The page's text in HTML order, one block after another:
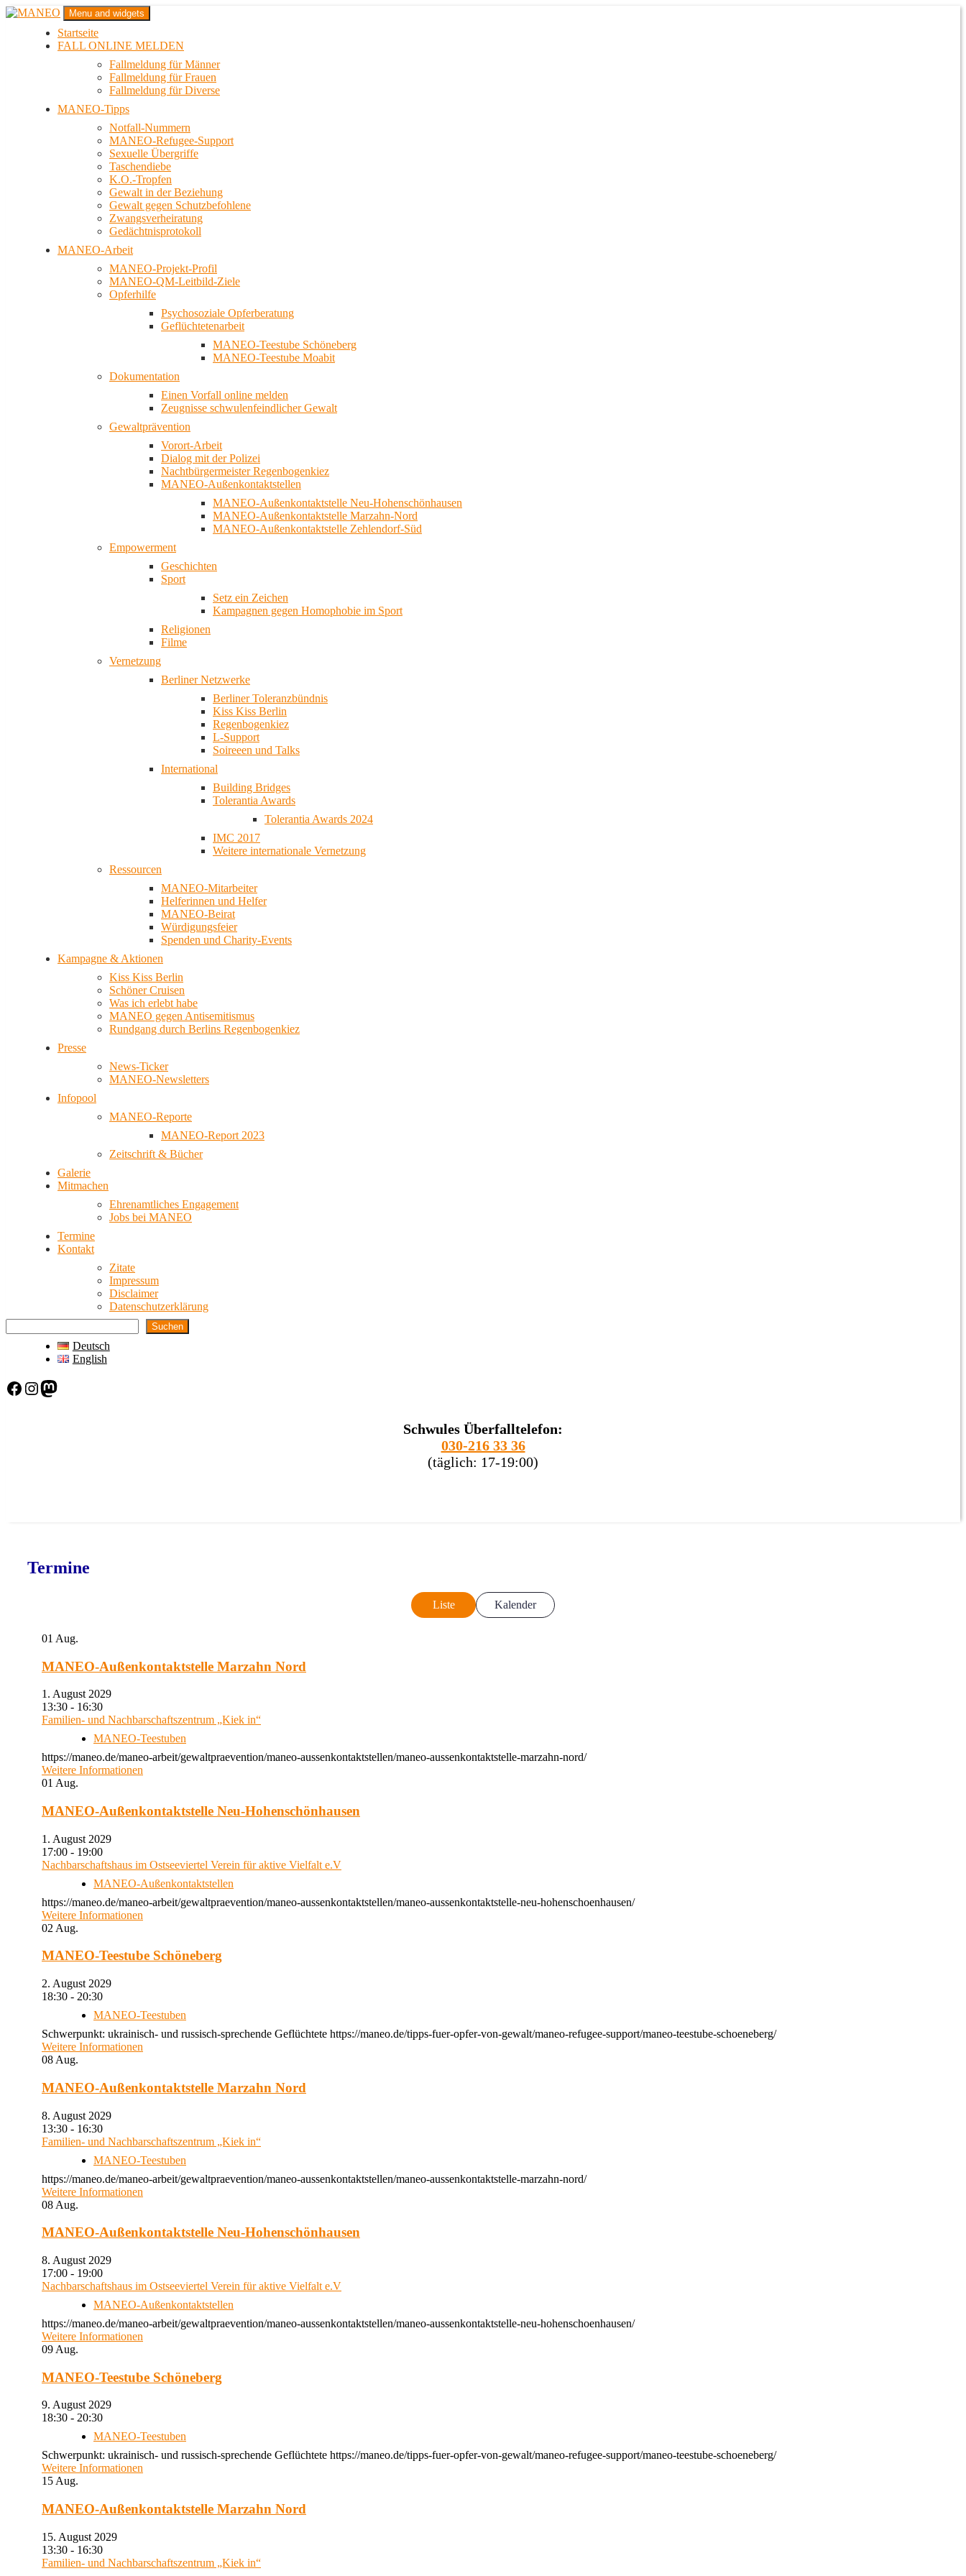
Zum
MANEO
Das schwule Anti-Gewalt-Projekt in Berlin
Menu and widgets
Startseite
FALL ONLINE MELDEN
Fallmeldung für Männer
Fallmeldung für Frauen
Fallmeldung für Diverse
MANEO-Tipps
Notfall-Nummern
MANEO-Refugee-Support
Sexuelle Übergriffe
Taschendiebe
K.O.-Tropfen
Gewalt in der Beziehung
Gewalt gegen Schutzbefohlene
Zwangsverheiratung
Gedächtnisprotokoll
MANEO-Arbeit
MANEO-Projekt-Profil
MANEO-QM-Leitbild-Ziele
Opferhilfe
Psychosoziale Opferberatung
Geflüchtetenarbeit
MANEO-Teestube Schöneberg
MANEO-Teestube Moabit
Dokumentation
Einen Vorfall online melden
Zeugnisse schwulenfeindlicher Gewalt
Gewaltprävention
Vorort-Arbeit
Dialog mit der Polizei
Nachtbürgermeister Regenbogenkiez
MANEO-Außenkontaktstellen
MANEO-Außenkontaktstelle Neu-Hohenschönhausen
MANEO-Außenkontaktstelle Marzahn-Nord
MANEO-Außenkontaktstelle Zehlendorf-Süd
Empowerment
Geschichten
Sport
Setz ein Zeichen
Kampagnen gegen Homophobie im Sport
Religionen
Filme
Vernetzung
Berliner Netzwerke
Berliner Toleranzbündnis
Kiss Kiss Berlin
Regenbogenkiez
L-Support
Soireeen und Talks
International
Building Bridges
Tolerantia Awards
Tolerantia Awards 2024
IMC 2017
Weitere internationale Vernetzung
Ressourcen
MANEO-Mitarbeiter
Helferinnen und Helfer
MANEO-Beirat
Würdigungsfeier
Spenden und Charity-Events
Kampagne & Aktionen
Kiss Kiss Berlin
Schöner Cruisen
Was ich erlebt habe
MANEO gegen Antisemitismus
Rundgang durch Berlins Regenbogenkiez
Presse
News-Ticker
MANEO-Newsletters
Infopool
MANEO-Reporte
MANEO-Report 2023
Zeitschrift & Bücher
Galerie
Mitmachen
Ehrenamtliches Engagement
Jobs bei MANEO
Termine
Kontakt
Zitate
Impressum
Disclaimer
Datenschutzerklärung
Suchen
Deutsch
English
Facebook Instagram Mastodon
Schwules Überfalltelefon:
030-216 33 36
(täglich: 17-19:00)
Termine
Liste Kalender
01 Aug.
MANEO-Außenkontaktstelle Marzahn Nord
1. August 2029
13:30 - 16:30
Familien- und Nachbarschaftszentrum „Kiek in“
MANEO-Teestuben
https://maneo.de/maneo-arbeit/gewaltpraevention/maneo-aussenkontaktstellen/maneo-aussenkontaktstelle-marzahn-nord/
Weitere Informationen
01 Aug.
MANEO-Außenkontaktstelle Neu-Hohenschönhausen
1. August 2029
17:00 - 19:00
Nachbarschaftshaus im Ostseeviertel Verein für aktive Vielfalt e.V
MANEO-Außenkontaktstellen
https://maneo.de/maneo-arbeit/gewaltpraevention/maneo-aussenkontaktstellen/maneo-aussenkontaktstelle-neu-hohenschoenhausen/
Weitere Informationen
02 Aug.
MANEO-Teestube Schöneberg
2. August 2029
18:30 - 20:30
MANEO-Teestuben
Schwerpunkt: ukrainisch- und russisch-sprechende Geflüchtete https://maneo.de/tipps-fuer-opfer-von-gewalt/maneo-refugee-support/maneo-teestube-schoeneberg/
Weitere Informationen
08 Aug.
MANEO-Außenkontaktstelle Marzahn Nord
8. August 2029
13:30 - 16:30
Familien- und Nachbarschaftszentrum „Kiek in“
MANEO-Teestuben
https://maneo.de/maneo-arbeit/gewaltpraevention/maneo-aussenkontaktstellen/maneo-aussenkontaktstelle-marzahn-nord/
Weitere Informationen
08 Aug.
MANEO-Außenkontaktstelle Neu-Hohenschönhausen
8. August 2029
17:00 - 19:00
Nachbarschaftshaus im Ostseeviertel Verein für aktive Vielfalt e.V
MANEO-Außenkontaktstellen
https://maneo.de/maneo-arbeit/gewaltpraevention/maneo-aussenkontaktstellen/maneo-aussenkontaktstelle-neu-hohenschoenhausen/
Weitere Informationen
09 Aug.
MANEO-Teestube Schöneberg
9. August 2029
18:30 - 20:30
MANEO-Teestuben
Schwerpunkt: ukrainisch- und russisch-sprechende Geflüchtete https://maneo.de/tipps-fuer-opfer-von-gewalt/maneo-refugee-support/maneo-teestube-schoeneberg/
Weitere Informationen
15Aug.
MANEO-Außenkontaktstelle Marzahn Nord
15. August 2029
13:30 - 16:30
Familien- und Nachbarschaftszentrum „Kiek in“